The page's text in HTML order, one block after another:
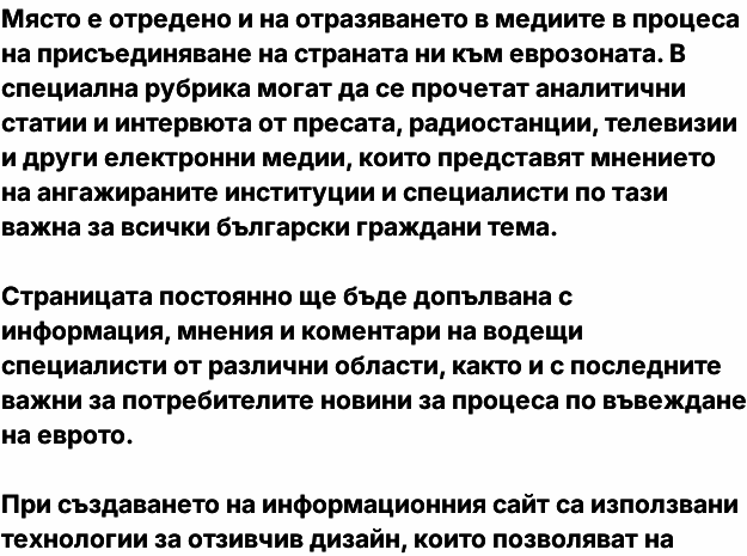
Място е отредено и на отразяването в медиите в процеса
на присъединяване на страната ни към еврозоната. В
специална рубрика могат да се прочетат аналитични
статии и интервюта от пресата, радиостанции, телевизии
и други електронни медии, които представят мнението
на ангажираните институции и специалисти по тази
важна за всички български граждани тема.
Страницата постоянно ще бъде допълвана с
информация, мнения и коментари на водещи
специалисти от различни области, както и с последните
важни за потребителите новини за процеса по въвеждане
на еврото.
При създаването на информационния сайт са използвани
технологии за отзивчив дизайн, които позволяват на